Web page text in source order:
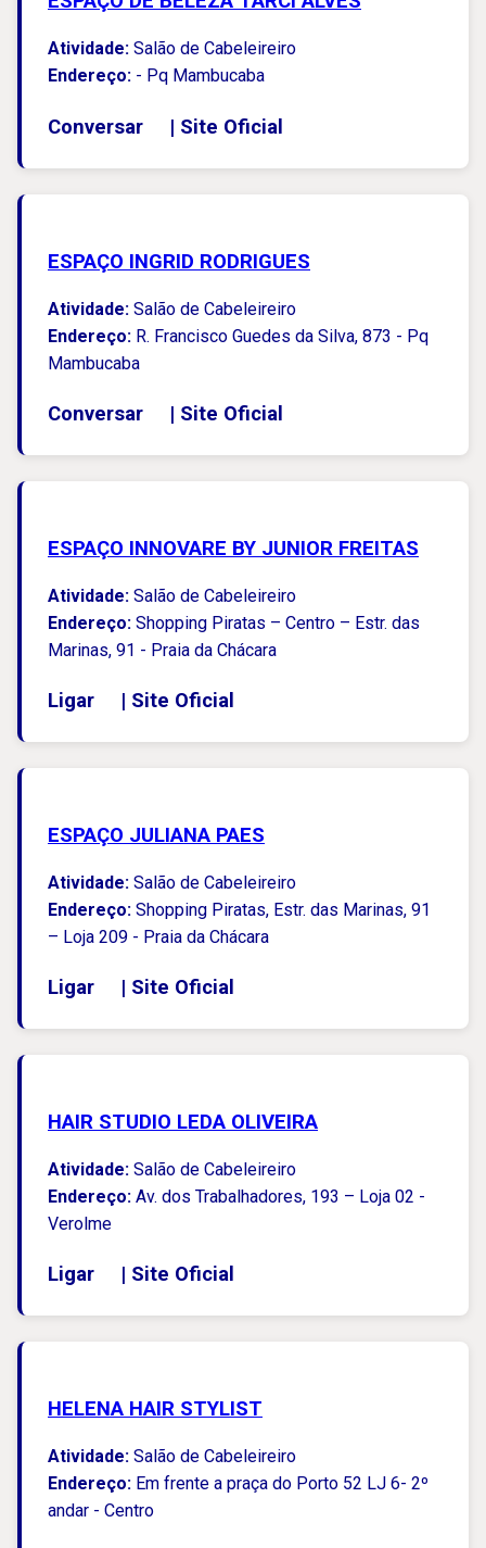
Atividade: Salão de Cabeleireiro
Endereço: - Pq Mambucaba
Conversar | Site Oficial
ESPAÇO INGRID RODRIGUES
Atividade: Salão de Cabeleireiro
Endereço: R. Francisco Guedes da Silva, 873 - Pq
Mambucaba
Conversar | Site Oficial
ESPAÇO INNOVARE BY JUNIOR FREITAS
Atividade: Salão de Cabeleireiro
Endereço: Shopping Piratas – Centro – Estr. das
Marinas, 91 - Praia da Chácara
Ligar | Site Oficial
ESPAÇO JULIANA PAES
Atividade: Salão de Cabeleireiro
Endereço: Shopping Piratas, Estr. das Marinas, 91
– Loja 209 - Praia da Chácara
Ligar | Site Oficial
HAIR STUDIO LEDA OLIVEIRA
Atividade: Salão de Cabeleireiro
Endereço: Av. dos Trabalhadores, 193 – Loja 02 -
Verolme
Ligar | Site Oficial
HELENA HAIR STYLIST
Atividade: Salão de Cabeleireiro
Endereço: Em frente a praça do Porto 52 LJ 6- 2º
andar - Centro